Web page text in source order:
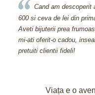
Am cumparat un
nu spui ca nu e aur
SaraTremo.
Viața e o